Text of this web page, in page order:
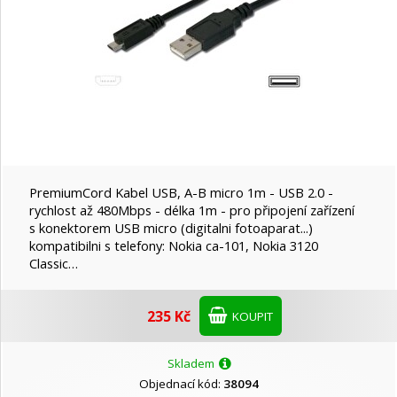
Nedis
Platinet
RECALL
PremiumCord Kabel USB, A-B micro 1m - USB 2.0 -
rychlost až 480Mbps - délka 1m - pro připojení zařízení
s konektorem USB micro (digitalni fotoaparat...)
kompatibilni s telefony: Nokia ca-101, Nokia 3120
Classic…
235 Kč KOUPIT
Skladem
Objednací kód: 38094